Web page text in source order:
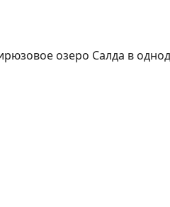
озеро Салда в